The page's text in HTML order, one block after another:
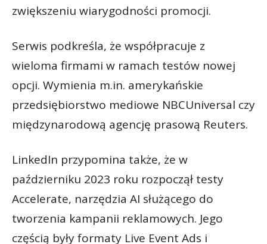
zwiększeniu wiarygodności promocji.
Serwis podkreśla, że współpracuje z
wieloma firmami w ramach testów nowej
opcji. Wymienia m.in. amerykańskie
przedsiębiorstwo mediowe NBCUniversal czy
międzynarodową agencję prasową Reuters.
LinkedIn przypomina także, że w
październiku 2023 roku rozpoczął testy
Accelerate, narzędzia AI służącego do
tworzenia kampanii reklamowych. Jego
częścią były formaty Live Event Ads i